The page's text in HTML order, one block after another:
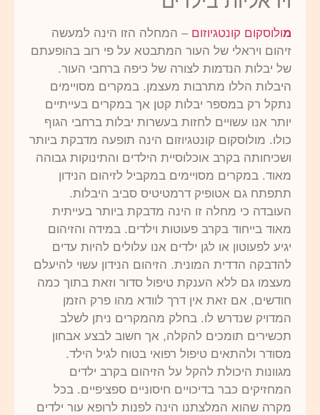
מולוסקום קונטגיוזום – המחלה הזו הינה למעשה
זיהום ויראלי של העור המתבטא על פי רוב בהופעתם
של יבלות הנדמות לצורה של כיפה ברחבי העור.
היבלות הללו מתרבות מעצמן. במקרים מסויימים
נתקל רק במספר יבלות קטן אך במקרים בעייתיים
יותר אנו עשויים לחזות בעשרות יבלות ברחבי הגוף
כולו. מולוסקום קונטגיוזום הינה תופעה מדבקת ביותר
ושכיחותה בקרב אוכלוסיית הילדים והתינוקות גבוהה
מאוד. במקרים מסויימים במקביל לזיהום הנידון
תתפתח גם אטופיק דרמטיטיס סביב היבלות.
העובדה כי מחלה זו הינה מדבקת ביותר בעייתית
מאוד בייחוד בקרב פעוטות וילדים. במידה והזיהום
יגיע לפעוטון או לגן ילדים אנו עלולים להיות עדים
להדבקה הדדית המונית. הזיהום הנידון עשוי להיעלם
מעצמו גם ללא הענקת טיפול סדור וזאת בתוך כמה
חודשים, אם זאת אין דרך לוודא מהו פרק הזמן
המדויק שנדרש לו. בחלק מהמקרים ניתן לשלב
תכשירים תומכים להקלה, אך חשוב לבצע אבחון
מסודר ולהתאים טיפול רפואי בטוח לגיל הילד.
מגוונות היכולת להקל על הזיהום בקרב ילדים
המחזיקים כבר בדיכויים חיסוניים ספציפיים. בכל
מקרה שהוא המלצתנו הינה לפנות לרופא עור ילדים